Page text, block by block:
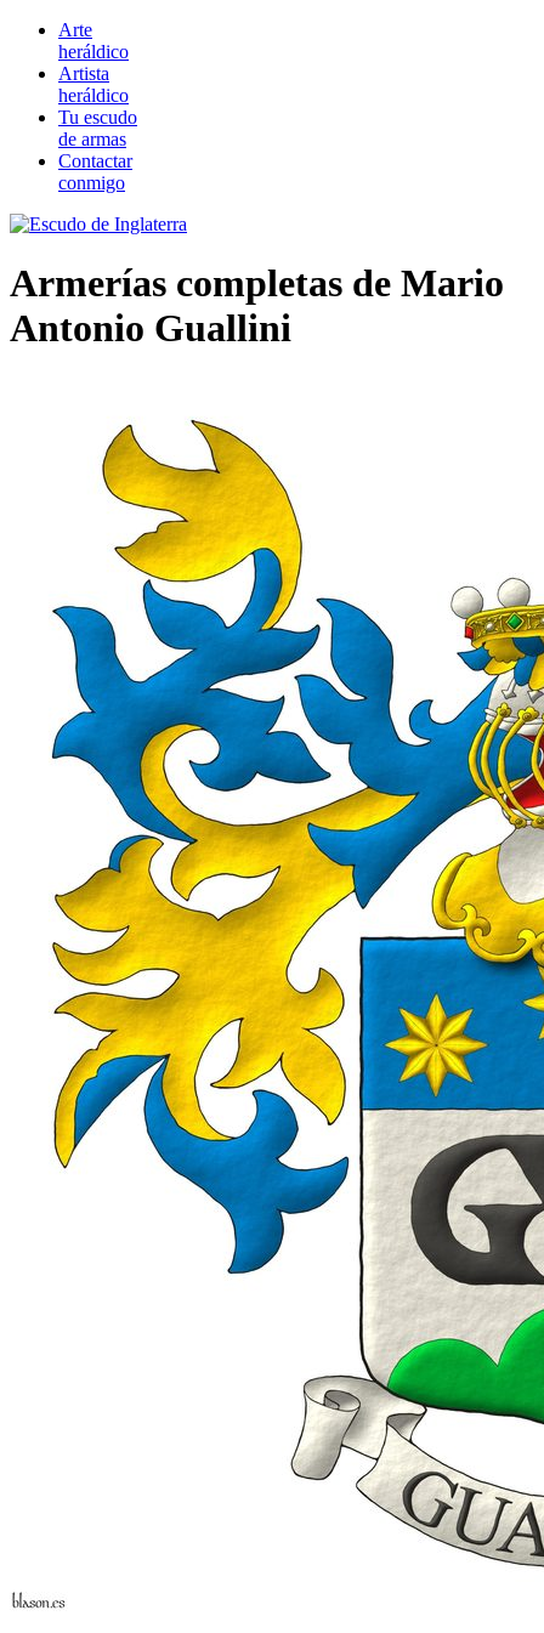
Arte
heráldico
Artista
heráldico
Tu escudo
de armas
Contactar
conmigo
Armerías completas de Mario
Antonio Guallini